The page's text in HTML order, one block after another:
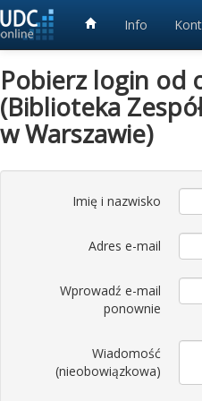
Info
Pobierz login od
(Biblioteka
w Warszawie)
Imię i nazwisko
Adres e-mail
Wprowadź e-mail
ponownie
Wiadomość
(nieobowiązkowa)